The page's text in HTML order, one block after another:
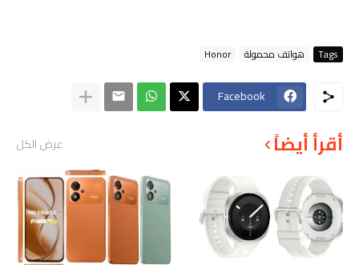
Tags هواتف محمولة Honor
Facebook
أقرأ أيضاً عرض الكل